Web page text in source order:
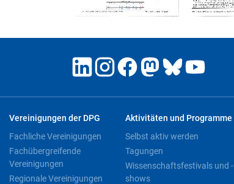
Vereinigungen der DPG
Fachliche Vereinigungen
Fachübergreifende
Vereinigungen
Regionale Vereinigungen
Aktivitäten und Programme
Selbst aktiv werden
Tagungen
Wissenschaftsfestivals und -
shows